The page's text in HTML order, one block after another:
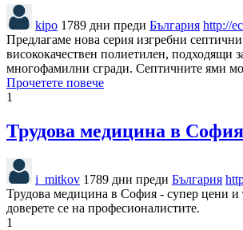
kipo 1789 дни преди България http://
Предлагаме нова серия изгребни
висококачествен полиетилен, подходящи
многофамилни сгради. Септичните ями
Прочетете повече
1
Трудова медицина в София
i_mitkov 1789 дни преди България
Трудова медицина в София - супер цени и
доверете се на професионалистите.
1